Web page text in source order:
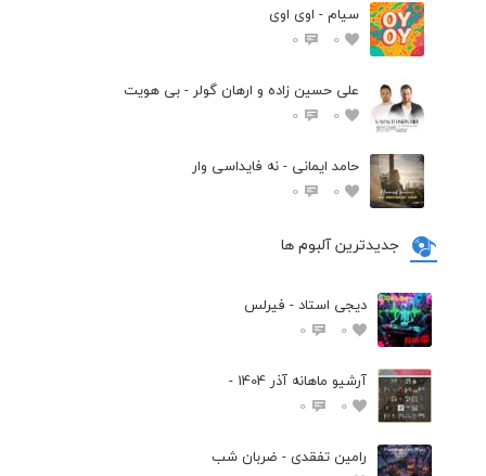
سیام - اوی اوی
0
0
علی حسین زاده و ارهان گولر - بی هویت
0
0
حامد ایمانی - نه فایداسی وار
0
0
جدیدترین آلبوم ها
دیجی استاد - فیرلس
0
0
آرشیو ماهانه آذر 1404 -
0
0
رامین تفقدی - ضربان شب